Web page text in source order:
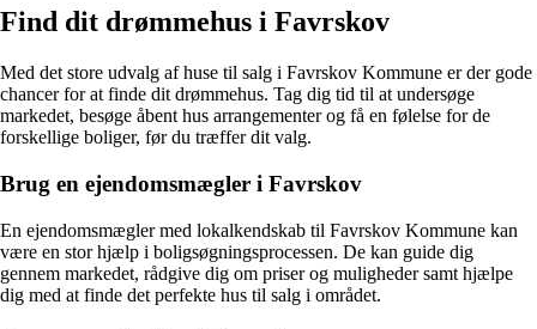
Find dit drømmehus i Favrskov
Med det store udvalg af huse til salg i Favrskov Kommune er der gode
chancer for at finde dit drømmehus. Tag dig tid til at undersøge
markedet, besøge åbent hus arrangementer og få en følelse for de
forskellige boliger, før du træffer dit valg.
Brug en ejendomsmægler i Favrskov
En ejendomsmægler med lokalkendskab til Favrskov Kommune kan
være en stor hjælp i boligsøgningsprocessen. De kan guide dig
gennem markedet, rådgive dig om priser og muligheder samt hjælpe
dig med at finde det perfekte hus til salg i området.